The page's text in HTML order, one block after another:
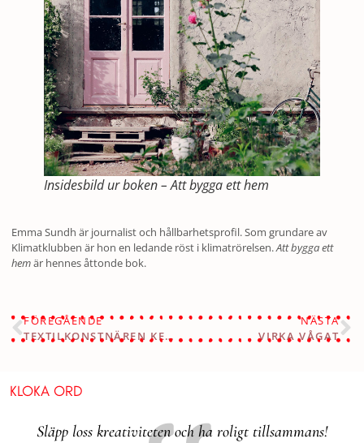
Insidesbild ur boken – Att bygga ett hem
Emma Sundh är journalist och hållbarhetsprofil. Som grundare av
Klimatklubben är hon en ledande röst i klimatrörelsen.Att bygga ett
hemär hennes åttonde bok.
FÖREGÅENDE
TEXTILKONSTNÄREN KERSTIN MAURITZSON OCH HEMSLÖJDEN
NÄSTA
VIRKA VÅGAT
KLOKA ORD
Släpp loss kreativiteten och ha roligt tillsammans!